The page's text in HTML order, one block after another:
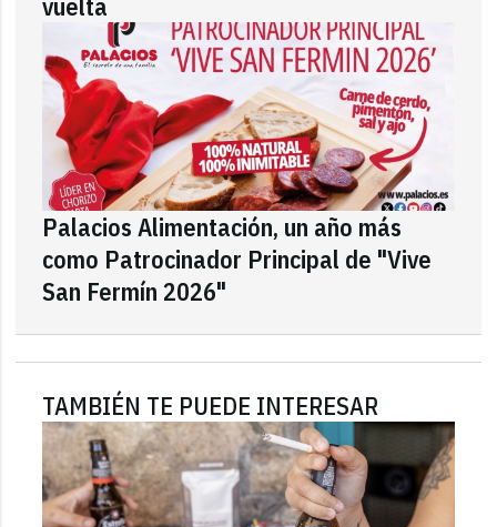
Palacios Alimentación, un año más
como Patrocinador Principal de "Vive
San Fermín 2026"
TAMBIÉN TE PUEDE INTERESAR